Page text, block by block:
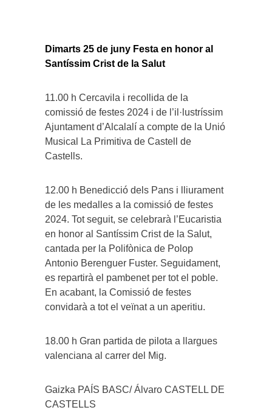
Dimarts 25 de juny Festa en honor al
Santíssim Crist de la Salut
11.00 h Cercavila i recollida de la
comissió de festes 2024 i de l’il·lustríssim
Ajuntament d’Alcalalí a compte de la Unió
Musical La Primitiva de Castell de
Castells.
12.00 h Benedicció dels Pans i lliurament
de les medalles a la comissió de festes
2024. Tot seguit, se celebrarà l’Eucaristia
en honor al Santíssim Crist de la Salut,
cantada per la Polifònica de Polop
Antonio Berenguer Fuster. Seguidament,
es repartirà el pambenet per tot el poble.
En acabant, la Comissió de festes
convidarà a tot el veïnat a un aperitiu.
18.00 h Gran partida de pilota a llargues
valenciana al carrer del Mig.
Gaizka PAÍS BASC/ Álvaro CASTELL DE
CASTELLS